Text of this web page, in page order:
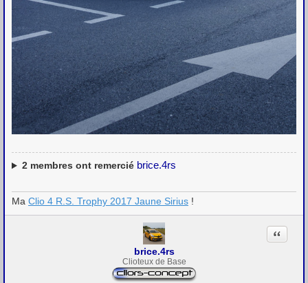
2membres ont remercié brice.4rs
Ma Clio 4 R.S. Trophy 2017 Jaune Sirius !
brice.4rs
Clioteux de Base
Citation